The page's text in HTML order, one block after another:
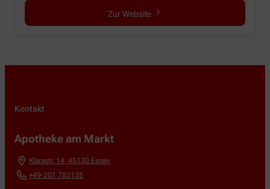
Zur Website
Kontakt
Apotheke am Markt
Klarastr. 14, 45130 Essen
+49-201 783135